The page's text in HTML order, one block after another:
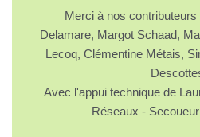
Merci à nos
Delamare, Margot Schaad,
Lecoq, Clémentine Métais,
Avec l'appui technique de
Réseaux -